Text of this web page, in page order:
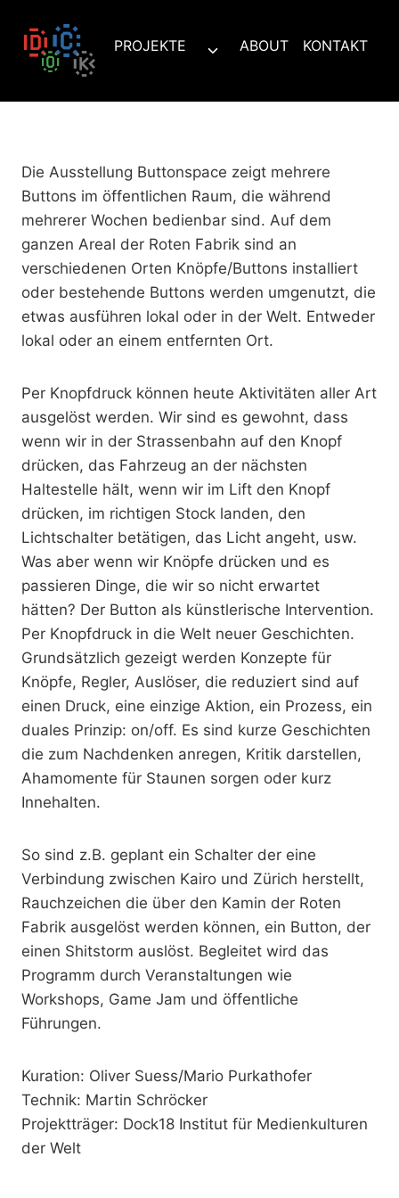
Inhalt
springen
PROJEKTE
Untermenü
ABOUT KONTAKT
Die Ausstellung Buttonspace zeigt mehrere
Buttons im öffentlichen Raum, die während
mehrerer Wochen bedienbar sind. Auf dem
ganzen Areal der Roten Fabrik sind an
verschiedenen Orten Knöpfe/Buttons installiert
oder bestehende Buttons werden umgenutzt, die
etwas ausführen lokal oder in der Welt. Entweder
lokal oder an einem entfernten Ort.
Per Knopfdruck können heute Aktivitäten aller Art
ausgelöst werden. Wir sind es gewohnt, dass
wenn wir in der Strassenbahn auf den Knopf
drücken, das Fahrzeug an der nächsten
Haltestelle hält, wenn wir im Lift den Knopf
drücken, im richtigen Stock landen, den
Lichtschalter betätigen, das Licht angeht, usw.
Was aber wenn wir Knöpfe drücken und es
passieren Dinge, die wir so nicht erwartet
hätten? Der Button als künstlerische Intervention.
Per Knopfdruck in die Welt neuer Geschichten.
Grundsätzlich gezeigt werden Konzepte für
Knöpfe, Regler, Auslöser, die reduziert sind auf
einen Druck, eine einzige Aktion, ein Prozess, ein
duales Prinzip: on/off. Es sind kurze Geschichten
die zum Nachdenken anregen, Kritik darstellen,
Ahamomente für Staunen sorgen oder kurz
Innehalten.
So sind z.B. geplant ein Schalter der eine
Verbindung zwischen Kairo und Zürich herstellt,
Rauchzeichen die über den Kamin der Roten
Fabrik ausgelöst werden können, ein Button, der
einen Shitstorm auslöst. Begleitet wird das
Programm durch Veranstaltungen wie
Workshops, Game Jam und öffentliche
Führungen.
Kuration: Oliver Suess/Mario Purkathofer
Technik: Martin Schröcker
Projektträger: Dock18 Institut für Medienkulturen
der Welt